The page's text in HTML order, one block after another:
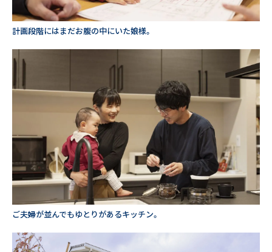
計画段階にはまだお腹の中にいた娘様。
ご夫婦が並んでもゆとりがあるキッチン。